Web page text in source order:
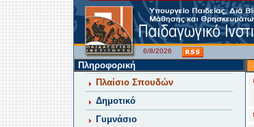
6/8/2026
Πληροφορική
Πλαίσιο Σπουδών
Δημοτικό
Γυμνάσιο